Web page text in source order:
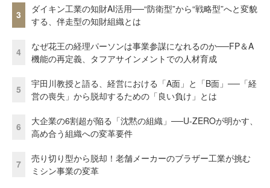
3
ダイキン工業の知財AI活用──“防衛型”から“戦略型”へと変貌
する、伴走型の知財組織とは
4
なぜ花王の経理パーソンは事業参謀になれるのか──FP＆A
機能の再定義、タフアサインメントでの人材育成
5
宇田川教授と語る、経営における「A面」と「B面」──「経
営の喪失」から脱却するための「良い負け」とは
6
大企業の6割超が陥る「沈黙の組織」──U-ZEROが明かす、
高め合う組織への変革要件
7
売り切り型から脱却！老舗メーカーのブラザー工業が挑む
ミシン事業の変革